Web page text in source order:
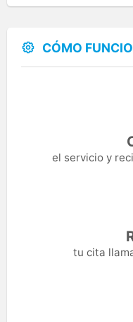
CÓMO
el servicio y
tu cita